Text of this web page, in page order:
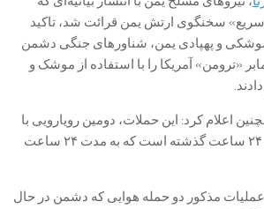
سخنگوی ارتش یمن قرائت شد، تاکید
موشکی و پهپادی یمن، شناورهای جنگی دشمن
«ترومن» آمریکا را با استفاده از موشک‌ و
اعلام کرد: این حملات، دومین رویارویی با
شناورهای دشمن طی ۲۴ ساعت گذشته است که به مدت ۲۴ ساعت
عملیات مذکور دو حمله هوایی که دشمن در حال